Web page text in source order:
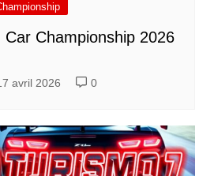
Car Championship 2026
avril 2026 0